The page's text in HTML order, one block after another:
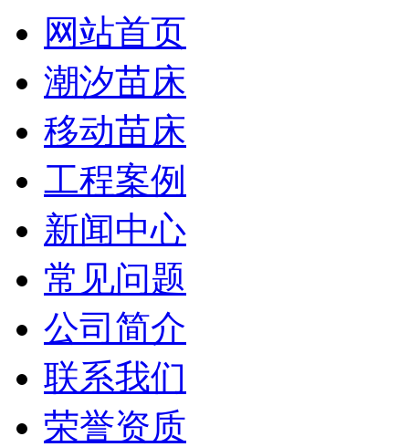
网站首页
潮汐苗床
移动苗床
工程案例
新闻中心
常见问题
公司简介
联系我们
荣誉资质